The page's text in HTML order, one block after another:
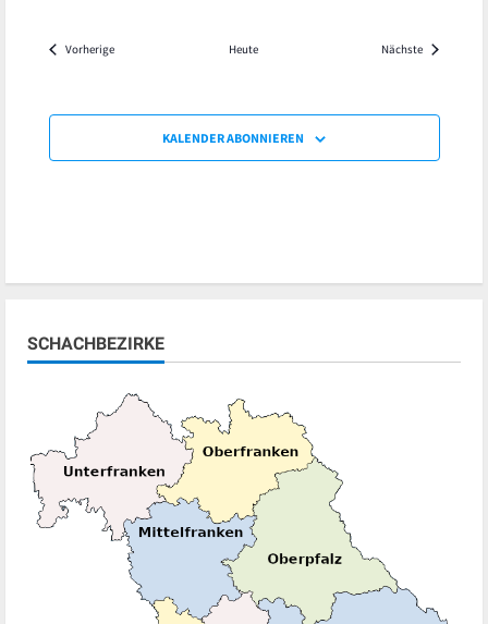
VorherigeVeranstaltungen Heute Nächste
KALENDER ABONNIEREN
SCHACHBEZIRKE